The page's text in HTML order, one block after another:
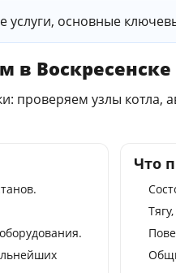
услуги, основные
в Воскресенске
проверяем узлы
Что